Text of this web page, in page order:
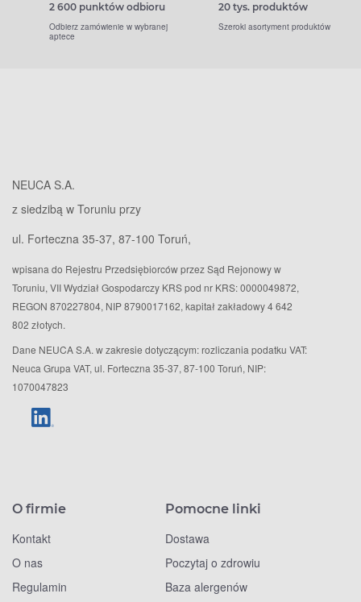
2 600 punktów odbioru
Odbierz zamówienie w wybranej
aptece
20 tys. produktów
Szeroki asortyment produktów
NEUCA S.A.
z siedzibą w Toruniu przy
ul. Forteczna 35-37, 87-100 Toruń,
wpisana do Rejestru Przedsiębiorców przez Sąd Rejonowy w
Toruniu, VII Wydział Gospodarczy KRS pod nr KRS: 0000049872,
REGON 870227804, NIP 8790017162, kapitał zakładowy 4 642
802 złotych.
Dane NEUCA S.A. w zakresie dotyczącym: rozliczania podatku VAT:
Neuca Grupa VAT, ul. Forteczna 35-37, 87-100 Toruń, NIP:
1070047823
O firmie
Kontakt
O nas
Regulamin
Pomocne linki
Dostawa
Poczytaj o zdrowiu
Baza alergenów